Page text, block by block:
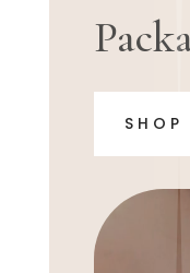
SHOP